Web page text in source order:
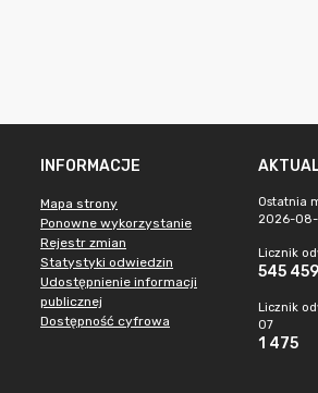
INFORMACJE
Mapa strony
Ponowne wykorzystanie
Rejestr zmian
Statystyki odwiedzin
Udostępnienie informacji
publicznej
Dostępność cyfrowa
Ostatnia
2026-08-
Licznik
545 459
Licznik
07
1 475